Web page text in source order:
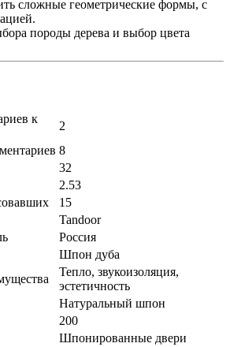
сложные геометрические формы, с
породы дерева и выбор цвета
к
2
8
32
2.53
15
Tandoor
Россия
Шпон дуба
Тепло, звукоизоляция,
эстетичность
Натуральный шпон
200
Шпонированные двери